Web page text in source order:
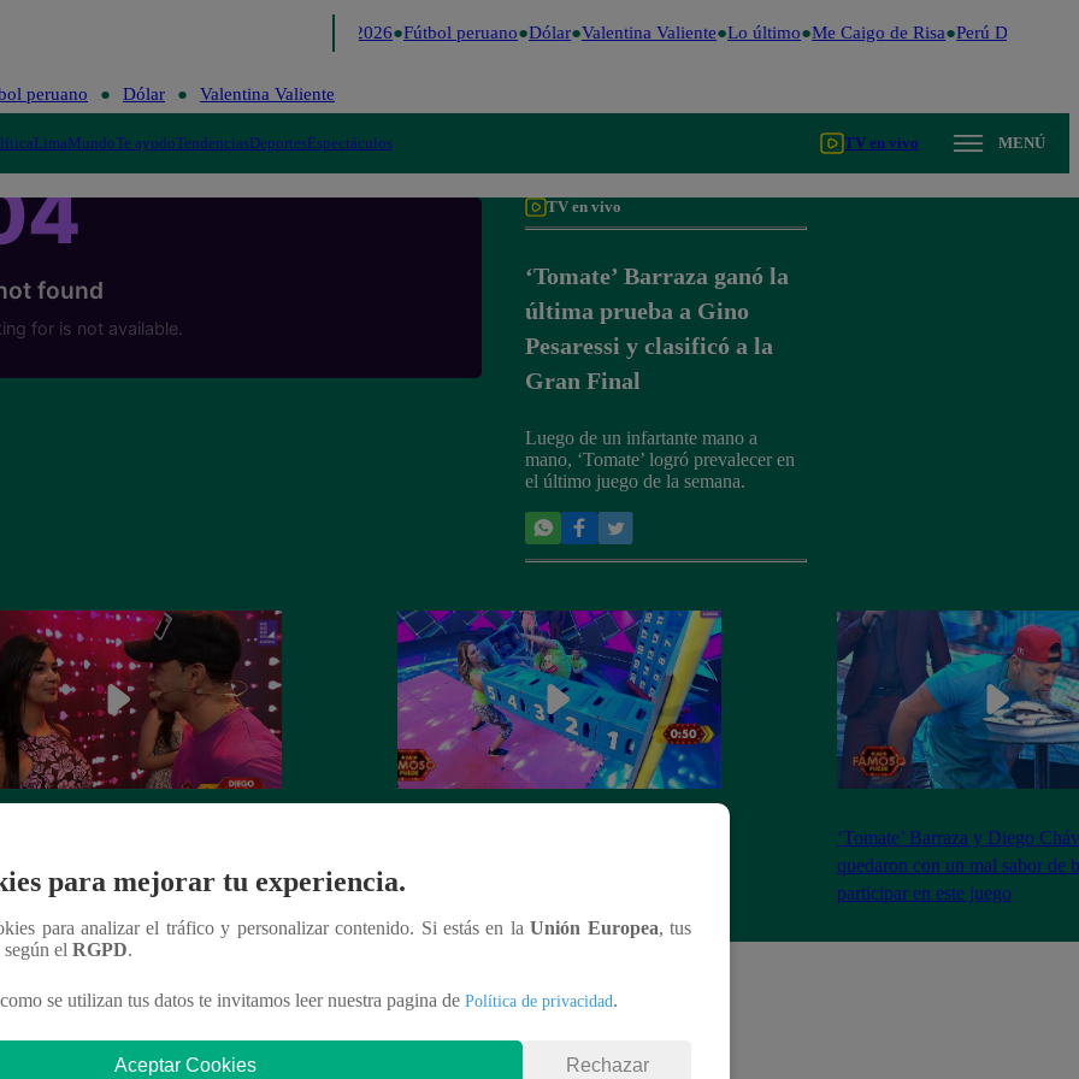
Perú Decide 2026 Fútbol peruano Dólar Valentina Valiente Lo último Me Caigo de Risa Perú Decide
peruano Dólar Valentina Valiente
LimaMundoTe ayudoTendenciasDeportesEspectáculos TV en vivo MENÚ
TV en vivo
‘Tomate’ Barraza ganó la
última prueba a Gino
Pesaressi y clasificó a la
Gran Final
Luego de un infartante mano a
mano, ‘Tomate’ logró prevalecer en
el último juego de la semana.
cervezas
‘Tomate’ Barraza y Diego
quedaron con un mal sabor de
participar en este juego
para mejorar tu experiencia.
para analizar el tráfico y personalizar contenido. Si estás en laUnión Europea, tus
según el RGPD.
se utilizan tus datos te invitamos leer nuestra pagina de Política de privacidad.
Aceptar Cookies Rechazar